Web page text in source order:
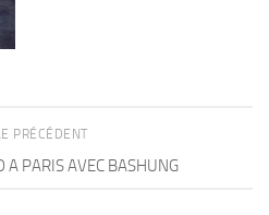
PRÉCÉDENT
A PARIS AVEC BASHUNG